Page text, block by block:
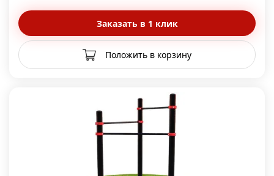
Заказать в 1 клик
Положить в корзину